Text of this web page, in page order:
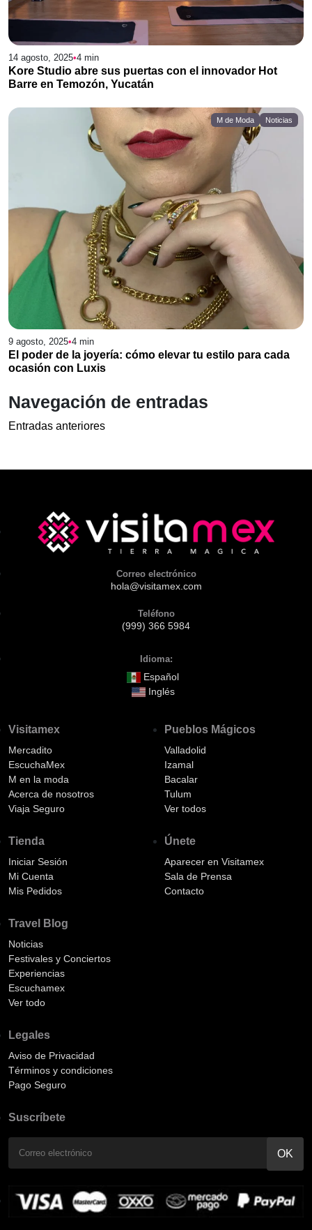
14 agosto, 2025•4 min
Kore Studio abre sus puertas con el innovador Hot
Barre en Temozón, Yucatán
M de Moda Noticias
9 agosto, 2025•4 min
El poder de la joyería: cómo elevar tu estilo para cada
ocasión con Luxis
Navegación de entradas
Entradas anteriores
Correo electrónico
hola@visitamex.com
Teléfono
(999) 366 5984
Idioma:
Español
Inglés
Visitamex
Mercadito
EscuchaMex
M en la moda
Acerca de nosotros
Viaja Seguro
Tienda
Iniciar Sesión
Mi Cuenta
Mis Pedidos
Pueblos Mágicos
Valladolid
Izamal
Bacalar
Tulum
Ver todos
Únete
Aparecer en Visitamex
Sala de Prensa
Contacto
Travel Blog
Noticias
Festivales y Conciertos
Experiencias
Escuchamex
Ver todo
Legales
Aviso de Privacidad
Términos y condiciones
Pago Seguro
Suscríbete